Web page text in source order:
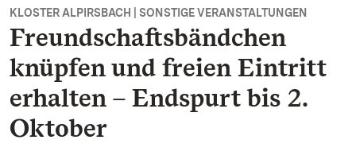
KLOSTER ALPIRSBACH | SONSTIGE VERANSTALTUNGEN
Freundschaftsbändchen
knüpfen und freien Eintritt
erhalten – Endspurt bis 2.
Oktober